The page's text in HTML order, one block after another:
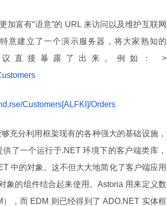
富有“语意”的 URL 来访问以及维护互联网
意建立了一个演示服务器，将大家熟知的
直接暴露了出来。例如： >
Customers[ALFKI]/Orders
充分利用框架现有的各种强大的基础设施，
了一个运行于.NET 环境下的客户端类库，
中的对象。这不但大大地简化了客户端应用
象的组件结合起来使用。Astoria 用来定义数
，而 EDM 则已经得到了 ADO.NET 实体框